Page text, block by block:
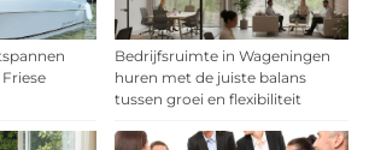
Bedrijfsruimte in Wageningen
huren met de juiste balans
tussen groei en flexibiliteit